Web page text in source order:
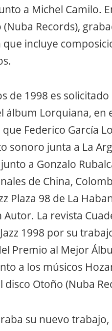
a Michel Camilo.
(Nuba Records),
incluye
de 1998 es
álbum Lorquiana, en
Federico García
sonoro junta a La
a Gonzalo
de China,
Plaza 98 de La
Autor. La revista
1998 por su
Premio al Mejor
a los músicos
disco Otoño (Nuba
su nuevo